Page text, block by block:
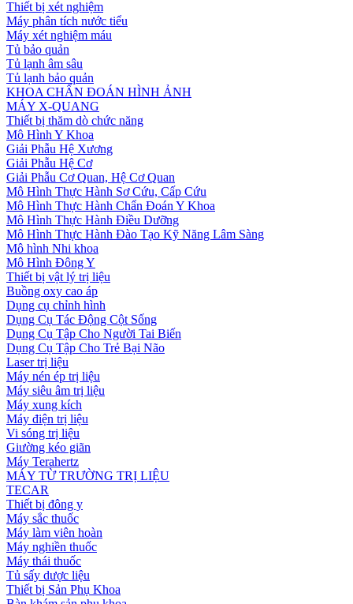
Thiết bị xét nghiệm
Máy phân tích nước tiểu
Máy xét nghiệm máu
Tủ bảo quản
Tủ lạnh âm sâu
Tủ lạnh bảo quản
KHOA CHẨN ĐOÁN HÌNH ẢNH
MÁY X-QUANG
Thiết bị thăm dò chức năng
Mô Hình Y Khoa
Giải Phẫu Hệ Xương
Giải Phẫu Hệ Cơ
Giải Phẫu Cơ Quan, Hệ Cơ Quan
Mô Hình Thực Hành Sơ Cứu, Cấp Cứu
Mô Hình Thực Hành Chẩn Đoán Y Khoa
Mô Hình Thực Hành Điều Dưỡng
Mô Hình Thực Hành Đào Tạo Kỹ Năng Lâm Sàng
Mô hình Nhi khoa
Mô Hình Đông Y
Thiết bị vật lý trị liệu
Buồng oxy cao áp
Dụng cụ chỉnh hình
Dụng Cụ Tác Động Cột Sống
Dụng Cụ Tập Cho Người Tai Biến
Dụng Cụ Tập Cho Trẻ Bại Não
Laser trị liệu
Máy nén ép trị liệu
Máy siêu âm trị liệu
Máy xung kích
Máy điện trị liệu
Vi sóng trị liệu
Giường kéo giãn
Máy Terahertz
MÁY TỪ TRƯỜNG TRỊ LIỆU
TECAR
Thiết bị đông y
Máy sắc thuốc
Máy làm viên hoàn
Máy nghiền thuốc
Máy thái thuốc
Tủ sấy dược liệu
Thiết bị Sản Phụ Khoa